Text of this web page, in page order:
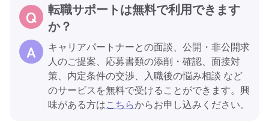
転職サポートは無料で利用できます
か？
キャリアパートナーとの面談、公開・非公開求
人のご提案、応募書類の添削・確認、面接対
策、内定条件の交渉、入職後の悩み相談 など
のサービスを無料で受けることができます。興
味がある方はこちらからお申し込みください。